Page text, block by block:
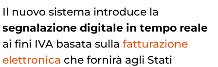
Il nuovo sistema introduce la
segnalazione digitale in tempo reale
ai fini IVA basata sulla fatturazione
elettronica che fornirà agli Stati